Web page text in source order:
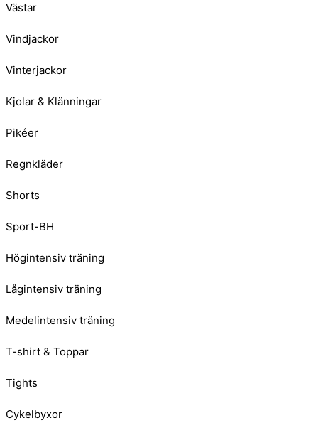
Västar
Vindjackor
Vinterjackor
Kjolar & Klänningar
Pikéer
Regnkläder
Shorts
Sport-BH
Högintensiv träning
Lågintensiv träning
Medelintensiv träning
T-shirt & Toppar
Tights
Cykelbyxor